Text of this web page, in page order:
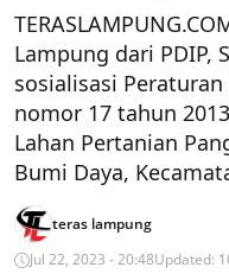
Lampung dari PDIP,
sosialisasi
nomor 17 tahun
Lahan Pertanian
Bumi Daya,
teras lampung
Jul 22, 2023 - 20:48Updated: